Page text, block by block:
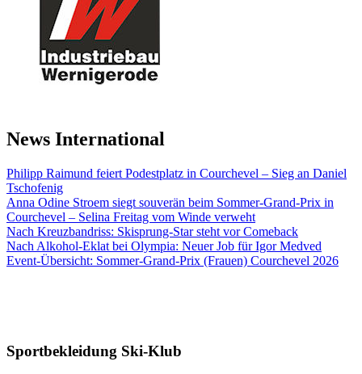
News International
Philipp Raimund feiert Podestplatz in Courchevel – Sieg an Daniel
Tschofenig
Anna Odine Stroem siegt souverän beim Sommer-Grand-Prix in
Courchevel – Selina Freitag vom Winde verweht
Nach Kreuzbandriss: Skisprung-Star steht vor Comeback
Nach Alkohol-Eklat bei Olympia: Neuer Job für Igor Medved
Event-Übersicht: Sommer-Grand-Prix (Frauen) Courchevel 2026
Sportbekleidung Ski-Klub